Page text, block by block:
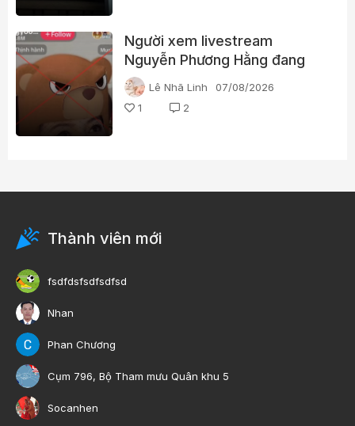
Người xem livestream
Nguyễn Phương Hằng đang
tìm kiếm điều gì?
Lê Nhã Linh
07/08/2026
1
2
Thành viên mới
fsdfdsfsdfsdfsd
Nhan
Phan Chương
Cụm 796, Bộ Tham mưu Quân khu 5
Socanhen